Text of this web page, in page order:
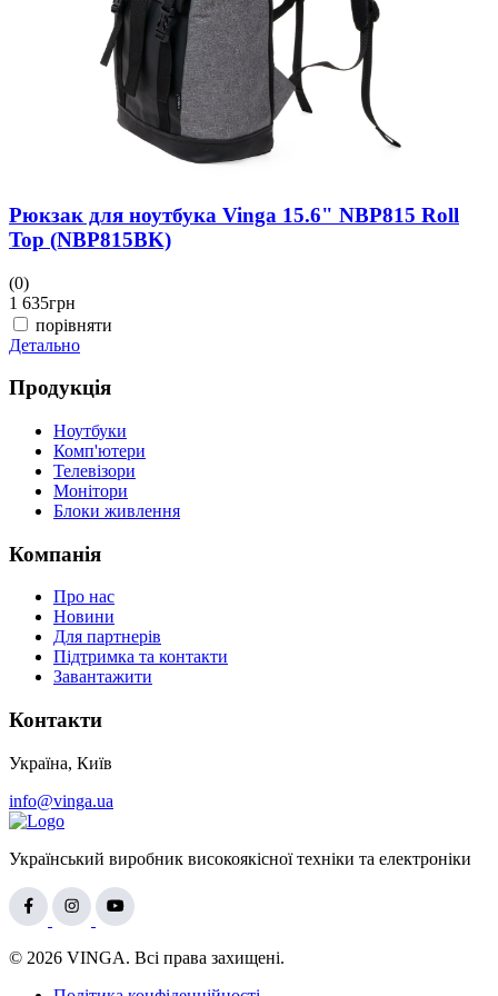
Рюкзак для ноутбука Vinga 15.6" NBP815 Roll
Top (NBP815BK)
(0)
1 635грн
порівняти
Детально
Продукція
Ноутбуки
Комп'ютери
Телевізори
Монітори
Блоки живлення
Компанія
Про нас
Новини
Для партнерів
Підтримка та контакти
Завантажити
Контакти
Україна, Київ
info@vinga.ua
Український виробник високоякісної техніки та електроніки
© 2026 VINGA. Всі права захищені.